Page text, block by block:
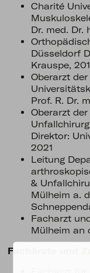
Charité
Dr. med. Dr.
Düsseldorf
Krauspe,
Oberarzt
Prof. R. Dr.
Oberarzt
Direktor:
2021
Leitung
&
Mülheim a.
Facharzt
Mülheim an
Fachärzte und